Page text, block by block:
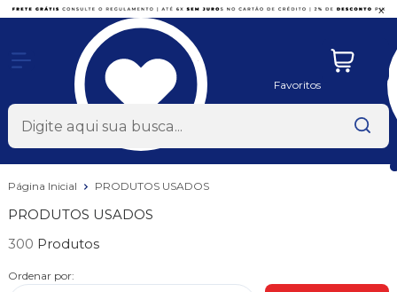
x
Favoritos
Página Inicial PRODUTOS USADOS
PRODUTOS USADOS
300
Ordenar por: